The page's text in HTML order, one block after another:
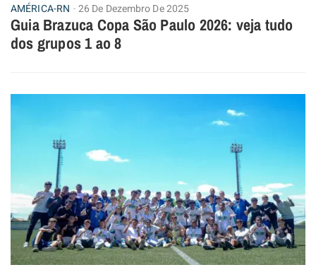
AMÉRICA-RN 26 De Dezembro De 2025
Guia Brazuca Copa São Paulo 2026: veja tudo
dos grupos 1 ao 8